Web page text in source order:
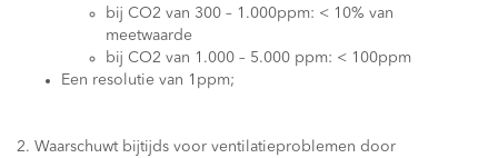
bij CO2 van 300 – 1.000ppm: < 10% van
meetwaarde
bij CO2 van 1.000 – 5.000 ppm: < 100ppm
Een resolutie van 1ppm;
2. Waarschuwt bijtijds voor ventilatieproblemen door